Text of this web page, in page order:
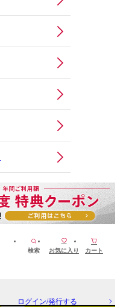
検索 お気に入り カート
ログイン/発行する